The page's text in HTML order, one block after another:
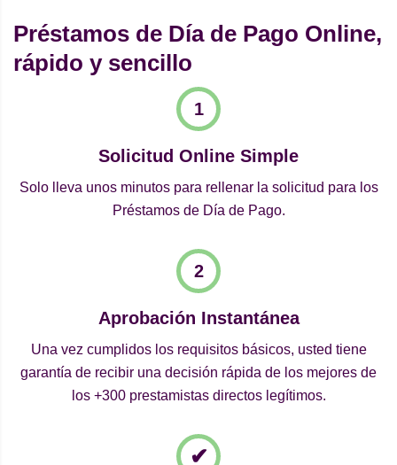
Préstamos de Día de Pago Online,
rápido y sencillo
Solicitud Online Simple
Solo lleva unos minutos para rellenar la solicitud para los
Préstamos de Día de Pago.
Aprobación Instantánea
Una vez cumplidos los requisitos básicos, usted tiene
garantía de recibir una decisión rápida de los mejores de
los +300 prestamistas directos legítimos.